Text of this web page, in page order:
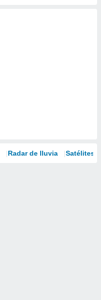
Radar de lluvia Satélites